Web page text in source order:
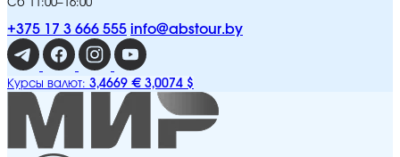
Сб 11:00–16:00
+375 17 3 666 555 info@abstour.by
Курсы валют: 3,4669 € 3,0074 $